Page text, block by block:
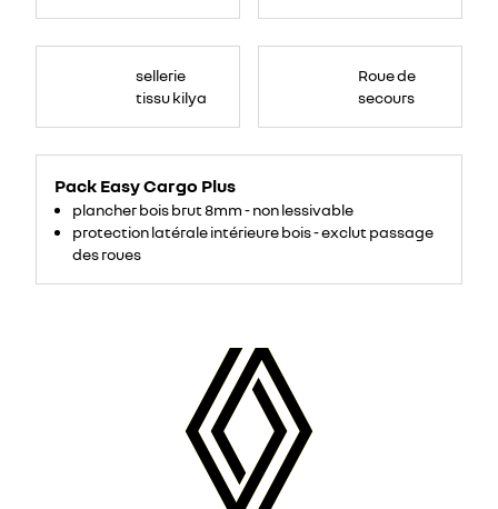
sellerie
tissu kilya
Roue de
secours
Pack Easy Cargo Plus
plancher bois brut 8mm - non lessivable
protection latérale intérieure bois - exclut passage
des roues